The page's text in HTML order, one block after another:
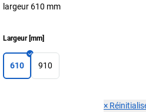
largeur 610 mm
Largeur[mm]
610 910
×